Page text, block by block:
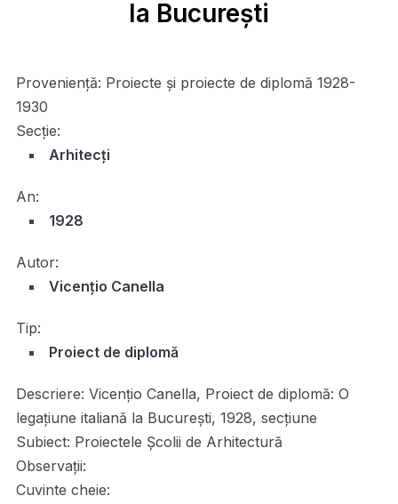
la București
Proveniență: Proiecte și proiecte de diplomă 1928-
1930
Secție:
Arhitecți
An:
1928
Autor:
Vicenţio Canella
Tip:
Proiect de diplomă
Descriere: Vicenţio Canella, Proiect de diplomă: O
legațiune italiană la București, 1928, secțiune
Subiect: Proiectele Școlii de Arhitectură
Observații:
Cuvinte cheie: